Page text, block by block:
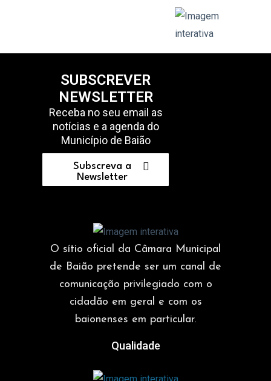
SUBSCREVER
NEWSLETTER
Receba no seu email as
notícias e a agenda do
Município de Baião
Subscreva a
Newsletter
O sítio oficial da Câmara Municipal
de Baião pretende ser um canal de
comunicação privilegiado com o
cidadão em geral e com os
baionenses em particular.
Qualidade